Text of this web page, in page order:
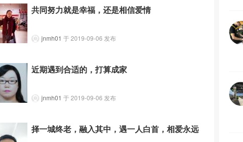
共同努力就是幸福，还是相信爱情
jnmh01 于 2019-09-06 发布
近期遇到合适的，打算成家
jnmh01 于 2019-09-06 发布
择一城终老，融入其中，遇一人白首，相爱永远